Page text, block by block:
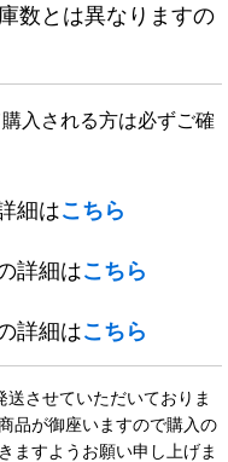
数とは異なりますの
入される方は必ずご確
細はこちら
詳細はこちら
詳細はこちら
させていただいておりま
品が御座いますので購入の
ますようお願い申し上げま